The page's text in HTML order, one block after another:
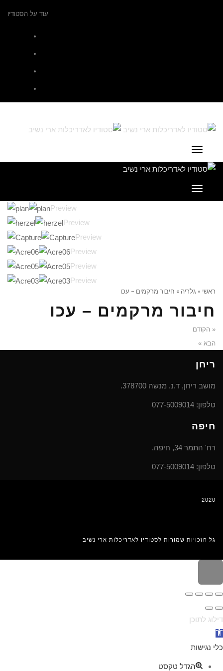
עוד על הסטודיו
תפריט
תפריט
Preview
Preview
Preview
Preview
Preview
Preview
ראשי » גלריה » חיבור מרקמים – עכו
חיבור מרקמים – עכו
« הקודם
הבא »
ריחן
מושב ריחן, ד.נ. מנשה 378700.
טלפון: 077-5009014
חיפה
רח' התמר 34, חיפה.
טלפון: 077-5009014
2020
גל הזכויות שמורות לסטודיו לאדריכלות ארי נשיב
לראש
העמוד
דילוג לתוכן
פתח
סרגל
כלי נגישות
הגדל טקסט